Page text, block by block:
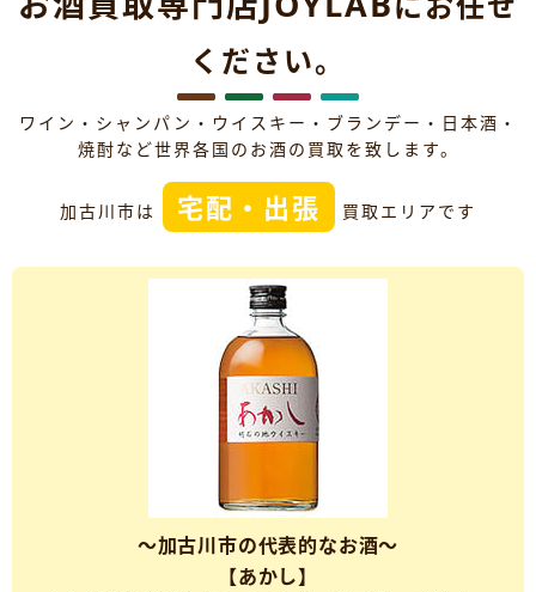
ください。
ワイン・シャンパン・ウイスキー・ブランデー・日本酒・
焼酎など世界各国のお酒の買取を致します。
加古川市は 宅配・出張 買取エリアです
～加古川市の代表的なお酒～
【あかし】